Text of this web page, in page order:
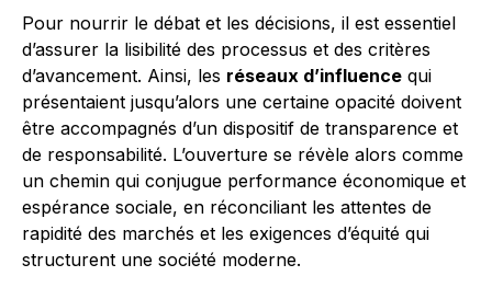
Pour nourrir le débat et les décisions, il est essentiel
d’assurer la lisibilité des processus et des critères
d’avancement. Ainsi, les réseaux d’influence qui
présentaient jusqu’alors une certaine opacité doivent
être accompagnés d’un dispositif de transparence et
de responsabilité. L’ouverture se révèle alors comme
un chemin qui conjugue performance économique et
espérance sociale, en réconciliant les attentes de
rapidité des marchés et les exigences d’équité qui
structurent une société moderne.